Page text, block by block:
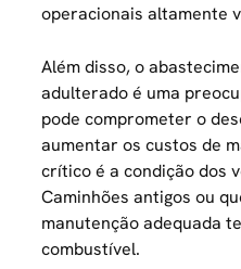
operacionais altamente
Além disso, o
adulterado é uma
pode comprometer o
aumentar os custos de
crítico é a condição dos
Caminhões antigos ou
manutenção adequada
combustível.